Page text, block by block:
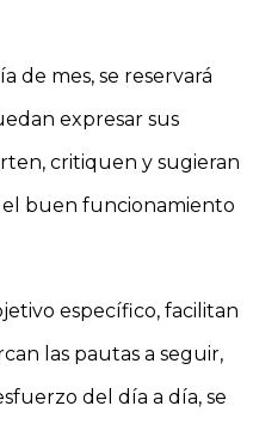
de mes, se reservará
expresar sus
critiquen y sugieran
buen funcionamiento
específico, facilitan
las pautas a seguir,
del día a día, se